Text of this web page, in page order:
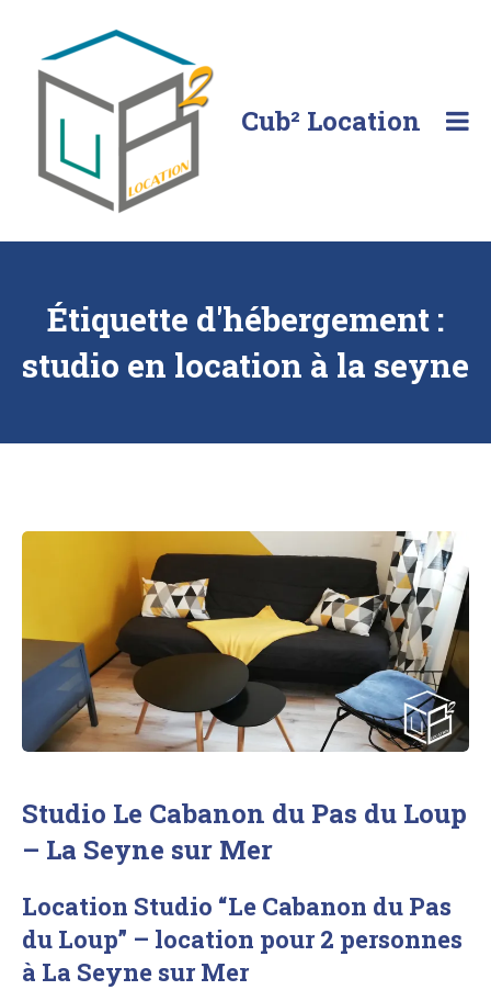
content
Cub² Location
vous!
Étiquette d'hébergement :
studio en location à la seyne
Studio Le Cabanon du Pas du Loup
– La Seyne sur Mer
Location Studio “Le Cabanon du Pas
du Loup” – location pour 2 personnes
à La Seyne sur Mer